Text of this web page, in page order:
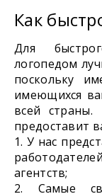
Как
Для
логопедом
поскольку
имеющихся
всей страны.
предоставит
У нас
агентств;
Самые